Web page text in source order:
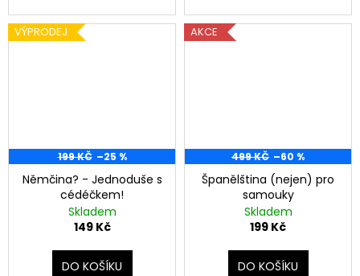
VÝPRODEJ
199 KČ –25 %
Němčina? - Jednoduše s
cédéčkem!
Skladem
149 Kč
DO KOŠÍKU
AKCE
499 KČ –60 %
Španělština (nejen) pro
samouky
Skladem
199 Kč
DO KOŠÍKU